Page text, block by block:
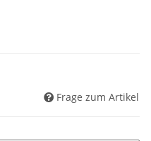
Frage zum Artikel